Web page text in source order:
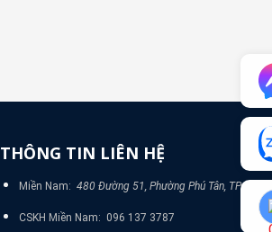
THÔNG TIN LIÊN HỆ
Miền Nam: 480 Đường 51, Phường Phú Tân, TP Bình
CSKH Miền Nam: 096 137 3787